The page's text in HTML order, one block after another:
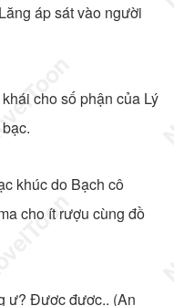
áp sát vào người
cho số phận của Lý
khúc do Bạch cô
cho ít rượu cùng đồ
ư? Được được.. (An